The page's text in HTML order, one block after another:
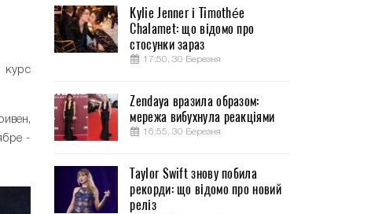
курс
-
Kylie Jenner і Timothée
Chalamet: що відомо про
стосунки зараз
17:50, 30 Березня
Zendaya вразила образом:
мережа вибухнула реакціями
16:55, 30 Березня
Taylor Swift знову побила
рекорди: що відомо про новий
реліз